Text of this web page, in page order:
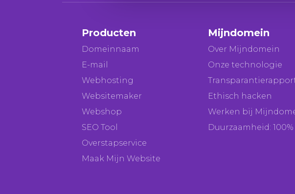
Producten
Domeinnaam
E-mail
Webhosting
Websitemaker
Webshop
SEO Tool
Overstapservice
Maak Mijn Website
Mijndomein
Over Mijndomein
Onze technologie
Ethisch hacken
Werken bij
Duurzaamheid: